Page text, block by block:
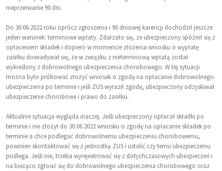
nieprzerwanie 90 dni.
Do 30.06.2022 roku oprócz zgłoszenia i 90 dniowej karencji dochodził jeszcze
jeden warunek: terminowe wpłaty. Zdarzało się, że ubezpieczony spóźnił się z
opłaceniem składek i dopiero w momencie złożenia wniosku o wypłatę
zasiłku dowiadywał się, że w związku z nieterminową wpłatą został
wykreślony z dobrowolnego ubezpieczenia chorobowego. W tej sytuacji
można było próbować złożyć wniosek o zgodę na opłacanie dobrowolnego
ubezpieczenia po terminie i jeśli ZUS wyraził zgodę, ubezpieczony odzyskiwał
ubezpieczenie chorobowe i prawo do zasiłku.
Aktualnie sytuacja wygląda inaczej. Jeśli ubezpieczony opłacał składki po
terminie i nie złożył do 30.06.2022 wniosku o zgodę na opłacanie składek po
terminie a chce podlegać dobrowolnemu ubezpieczeniu chorobowemu,
powinien skontaktować się z jednostką ZUS i ustalić czy temu ubezpieczeniu
podlega. Jeśli nie, trzeba wyrejestrować się z dotychczasowych ubezpieczeń i
na bieżąco zgłosić się do dobrowolnego ubezpieczenia chorobowego oraz